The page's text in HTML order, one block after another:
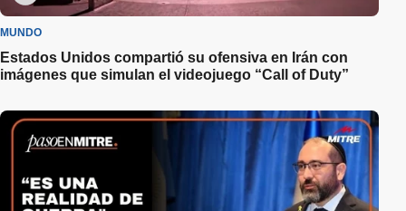
MUNDO
Estados Unidos compartió su ofensiva en Irán con
imágenes que simulan el videojuego “Call of Duty”